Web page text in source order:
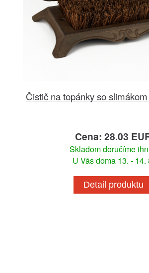
Čistič na topánky so
Cena: 28.03
Skladom doručíme
U Vás doma 13. - 14.
Detail produktu